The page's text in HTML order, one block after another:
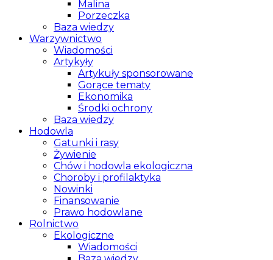
Malina
Porzeczka
Baza wiedzy
Warzywnictwo
Wiadomości
Artykyły
Artykuły sponsorowane
Gorące tematy
Ekonomika
Środki ochrony
Baza wiedzy
Hodowla
Gatunki i rasy
Żywienie
Chów i hodowla ekologiczna
Choroby i profilaktyka
Nowinki
Finansowanie
Prawo hodowlane
Rolnictwo
Ekologiczne
Wiadomości